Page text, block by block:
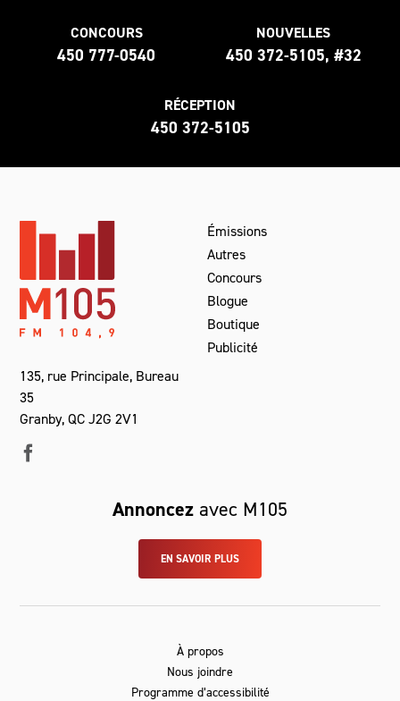
CONCOURS
450 777-0540
NOUVELLES
450 372-5105, #32
RÉCEPTION
450 372-5105
135, rue Principale, Bureau
35
Granby, QC J2G 2V1
Émissions
Autres
Concours
Blogue
Boutique
Publicité
Annoncez avec M105
EN SAVOIR PLUS
À propos
Nous joindre
Programme d’accessibilité